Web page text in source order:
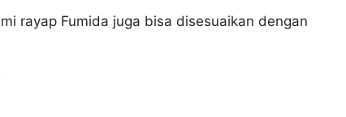
rayap Fumida juga bisa disesuaikan dengan